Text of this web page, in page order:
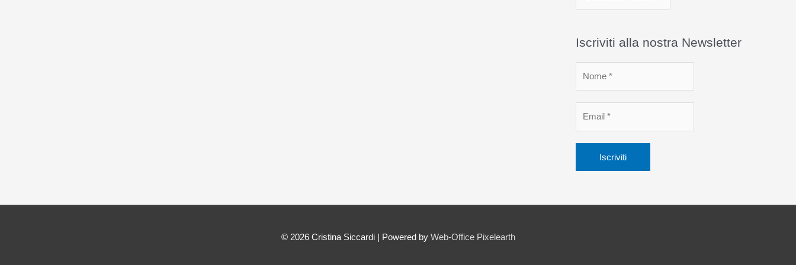
r
h
i
Iscriviti alla nostra Newsletter
© 2026 Cristina Siccardi| Powered by Web-Office Pixelearth